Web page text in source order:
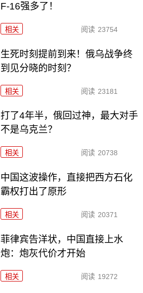
F-16强多了！
相关 阅读 23754
生死时刻提前到来！俄乌战争终
到见分晓的时刻？
相关 阅读 23181
打了4年半，俄回过神，最大对手
不是乌克兰？
相关 阅读 20738
中国这波操作，直接把西方石化
霸权打出了原形
相关 阅读 20371
菲律宾告洋状，中国直接上水
炮：炮灰代价才开始
相关 阅读 19272